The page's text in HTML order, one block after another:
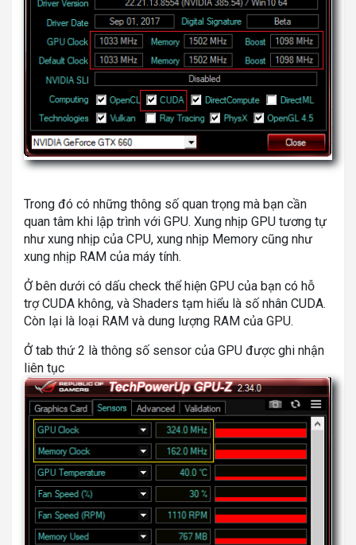
Trong đó có những thông số quan trọng mà bạn cần
quan tâm khi lập trình với GPU. Xung nhịp GPU tương tự
như xung nhịp của CPU, xung nhịp Memory cũng như
xung nhịp RAM của máy tính.
Ở bên dưới có dấu check thể hiện GPU của bạn có hỗ
trợ CUDA không, và Shaders tạm hiểu là số nhân CUDA.
Còn lại là loại RAM và dung lượng RAM của GPU.
Ở tab thứ 2 là thông số sensor của GPU được ghi nhận
liên tục